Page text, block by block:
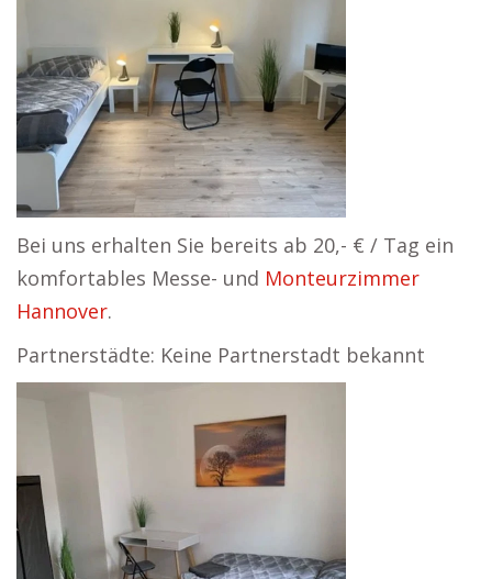
Bei uns erhalten Sie bereits ab 20,- € / Tag ein
komfortables Messe- und Monteurzimmer
Hannover.
Partnerstädte: Keine Partnerstadt bekannt